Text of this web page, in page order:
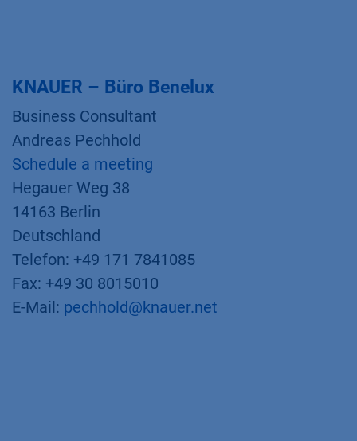
KNAUER – Büro Benelux
Business Consultant
Andreas Pechhold
Schedule a meeting
Hegauer Weg 38
14163 Berlin
Deutschland
Telefon: +49 171 7841085
Fax: +49 30 8015010
E-Mail: pechhold@knauer.net